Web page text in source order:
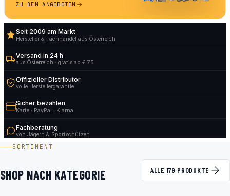
ZU DEN ANGEBOTEN
Seit 2009 am Markt
Hersteller & Fachhandel aus Österreich
Versand in 24 h
aus Österreich · gratis ab € 75
Offizieller Distributor
volle Herstellergarantie
Sicher bezahlen
Karte · PayPal · Klarna
Fachberatung
von Jägern & Sportschützen
SORTIMENT
SHOP NACH KATEGORIE ALLE 179 PRODUKTE